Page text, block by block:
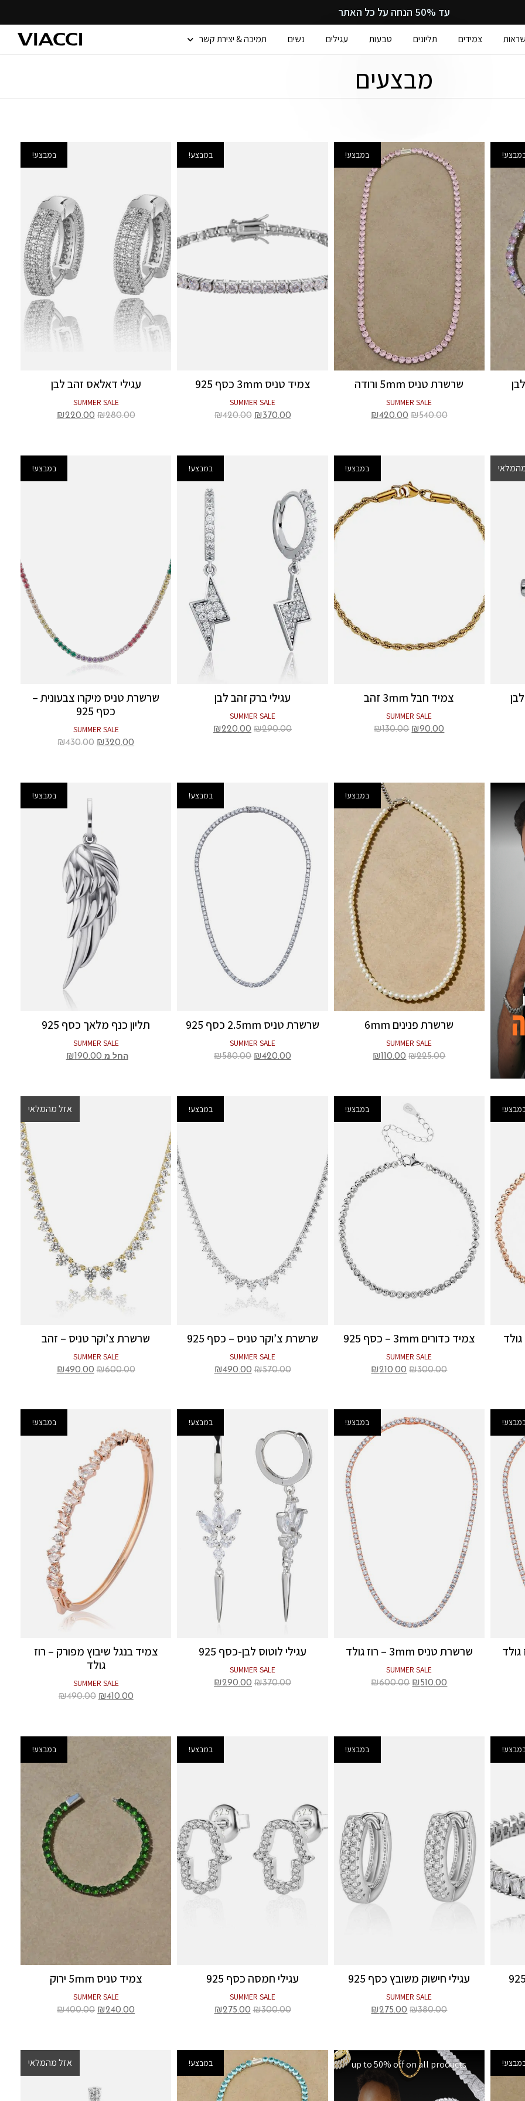
עד 50% הנחה על כל האתר
צמידים תליונים טבעות עגילים נשים תמיכה & יצירת קשר
מבצעים
במבצע!
שרשרת טניס 5mm ורודה
SUMMER SALE
₪540.00
₪420.00
במבצע!
צמיד טניס 3mm כסף 925
SUMMER SALE
₪370.00
₪420.00
במבצע!
עגילי דאלאס זהב לבן
SUMMER SALE
₪280.00
₪220.00
במבצע!
צמיד חבל 3mm זהב
SUMMER SALE
₪90.00
₪130.00
במבצע!
עגילי ברק זהב לבן
SUMMER SALE
₪290.00
₪220.00
במבצע!
שרשרת טניס מיקרו צבעונית –
כסף 925
SUMMER SALE
₪320.00
₪430.00
במבצע!
שרשרת פנינים 6mm
SUMMER SALE
₪225.00
₪ 110.00
במבצע!
שרשרת טניס 2.5mm כסף 925
SUMMER SALE
₪420.00
₪580.00
במבצע!
תליון כנף מלאך כסף 925
SUMMER SALE
החל מ ₪ 190.00
במבצע!
צמיד כדורים 3mm – כסף 925
SUMMER SALE
₪300.00
₪210.00
במבצע!
שרשרת צ’וקר טניס – כסף 925
SUMMER SALE
₪570.00
₪490.00
אזל מהמלאי
במבצע!
שרשרת צ’וקר טניס – זהב
SUMMER SALE
₪600.00
₪490.00
במבצע!
שרשרת טניס 3mm – רוז גולד
SUMMER SALE
₪510.00
₪600.00
במבצע!
עגילי לוטוס לבן-כסף 925
SUMMER SALE
₪370.00
₪290.00
במבצע!
צמיד בנגל שיבוץ מפורק – רוז
גולד
SUMMER SALE
₪410.00
₪490.00
במבצע!
עגילי חישוק משובץ כסף 925
SUMMER SALE
₪380.00
₪275.00
במבצע!
עגילי חמסה כסף 925
SUMMER SALE
₪300.00
₪275.00
במבצע!
צמיד טניס 5mm ירוק
SUMMER SALE
₪240.00
₪400.00
up to 50% off on all products במבצע! אזל מהמלאי
במבצע!